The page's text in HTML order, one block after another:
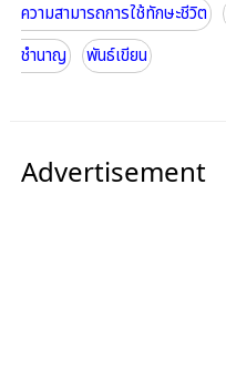
ความสามารถการใช้ทักษะชีวิต
ชำนาญ
พันธ์เขียน
Advertisement